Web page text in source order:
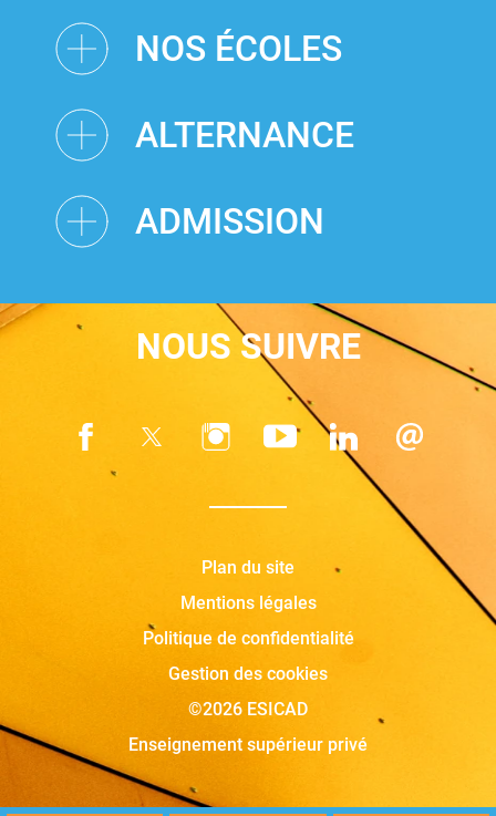
NOS ÉCOLES
ALTERNANCE
ADMISSION
NOUS SUIVRE
Plan du site
Mentions légales
Politique de confidentialité
Gestion des cookies
©2026 ESICAD
Enseignement supérieur privé